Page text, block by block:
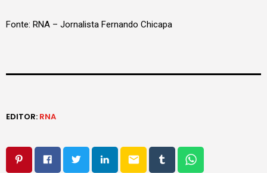
Fonte: RNA – Jornalista Fernando Chicapa
EDITOR: RNA
email